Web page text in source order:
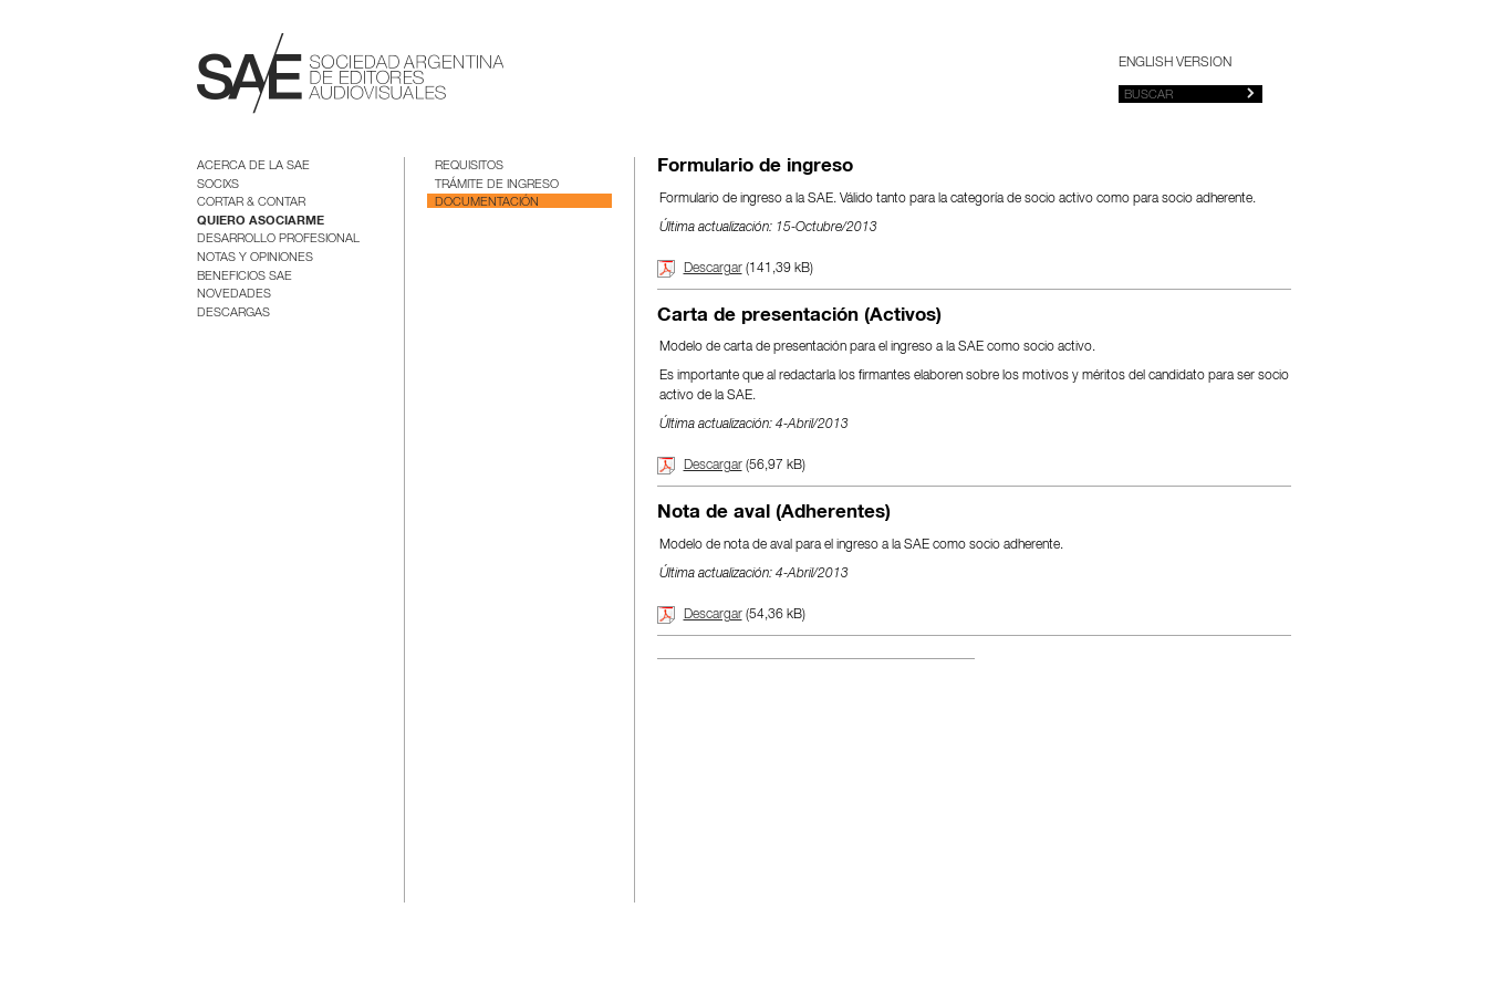
ENGLISH VERSION
ACERCA DE LA SAE
SOCIXS
CORTAR & CONTAR
QUIERO ASOCIARME
DESARROLLO PROFESIONAL
NOTAS Y OPINIONES
BENEFICIOS SAE
NOVEDADES
DESCARGAS
REQUISITOS
TRÁMITE DE INGRESO
DOCUMENTACIÓN
Formulario de ingreso
Formulario de ingreso a la SAE. Válido tanto para la categoría de socio activo como para socio adherente.
Última actualización: 15-Octubre/2013
Descargar(141,39 kB)
Carta de presentación (Activos)
Modelo de carta de presentación para el ingreso a la SAE como socio activo.
Es importante que al redactarla los firmantes elaboren sobre los motivos y méritos del candidato para ser socio
activo de la SAE.
Última actualización: 4-Abril/2013
Descargar(56,97 kB)
Nota de aval (Adherentes)
Modelo de nota de aval para el ingreso a la SAE como socio adherente.
Última actualización: 4-Abril/2013
Descargar(54,36 kB)